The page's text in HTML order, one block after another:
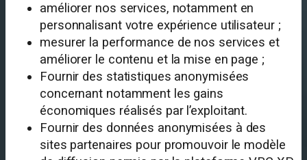
améliorer nos services, notamment en
personnalisant votre expérience utilisateur ;
mesurer la performance de nos services et
améliorer le contenu et la mise en page ;
Fournir des statistiques anonymisées
concernant notamment les gains
économiques réalisés par l’exploitant.
Fournir des données anonymisées à des
sites partenaires pour promouvoir le modèle